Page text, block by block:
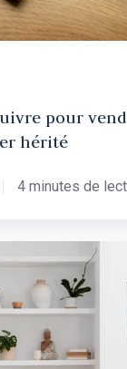
pour
hérité
4 minutes de